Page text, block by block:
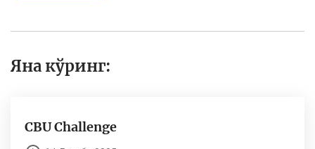
Яна кўринг:
CBU Challenge